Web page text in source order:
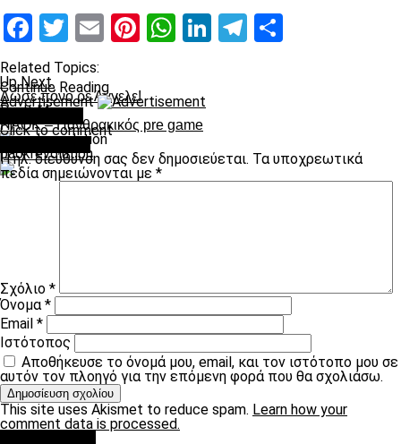
Facebook
Twitter
EmailPinterest
WhatsApp
LinkedIn
Telegram
Related Topics:
Up Next
Δώσε πόνο ρε Άγγελε!
Don't Miss
ΠΑΟΚ – Πανθρακικός pre game
paokrevolution
Continue Reading
Advertisement
Click to comment
Η ηλ. διεύθυνση σας δεν δημοσιεύεται. Τα υποχρεωτικά
πεδία σημειώνονται με *
Σχόλιο *
Όνομα*
Email *
Ιστότοπος
Αποθήκευσε το όνομά μου, email, και τον ιστότοπο μου σε
αυτόν τον πλοηγό για την επόμενη φορά που θα σχολιάσω.
This site uses Akismet to reduce spam. Learn how your
comment data is processed.